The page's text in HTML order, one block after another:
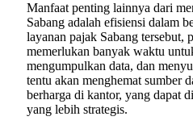
Manfaat penting lainnya dari
Sabang adalah efisiensi dalam
layanan pajak Sabang tersebut,
memerlukan banyak waktu
mengumpulkan data, dan
tentu akan menghemat sumber
berharga di kantor, yang dapat
yang lebih strategis.